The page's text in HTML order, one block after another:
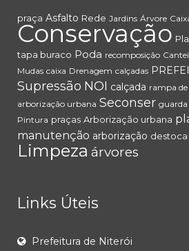
praça Asfalto Rede Jardins Árvore
Conservação
tapa buraco Poda recomposição
Mudas caixa Drenagem calçadas
Supressão NOI calçada rampa de
arborização urbana Seconser
Pintura praças Arborização urbana
manutenção arborização destoca
Limpeza árvores
Links Úteis
Prefeitura de Niterói